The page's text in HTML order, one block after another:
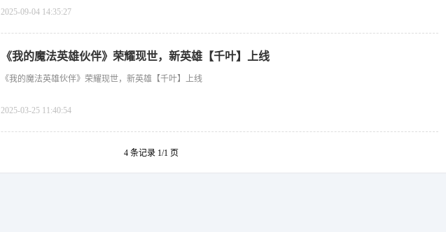
2025-09-04 14:35:27
《我的魔法英雄伙伴》荣耀现世，新英雄【千叶】上线
《我的魔法英雄伙伴》荣耀现世，新英雄【千叶】上线
2025-03-25 11:40:54
4 条记录 1/1 页